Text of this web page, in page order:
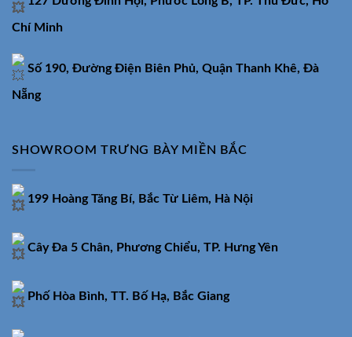
Chí Minh
Số 190, Đường Điện Biên Phủ, Quận Thanh Khê, Đà
Nẵng
SHOWROOM TRƯNG BÀY MIỀN BẮC
199 Hoàng Tăng Bí, Bắc Từ Liêm, Hà Nội
Cây Đa 5 Chân, Phương Chiểu, TP. Hưng Yên
Phố Hòa Bình, TT. Bố Hạ, Bắc Giang